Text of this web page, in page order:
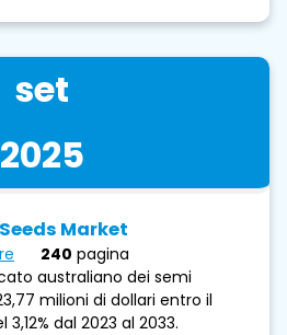
set
2025
Market
240 pagina
australiano dei semi
milioni di dollari entro il
dal 2023 al 2033.